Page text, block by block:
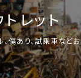
トレット
、傷あり、試乗車な